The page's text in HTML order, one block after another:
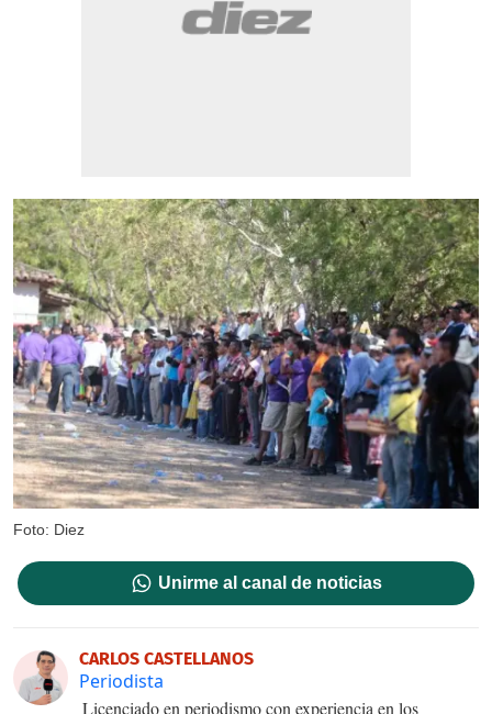
Foto: Diez
Unirme al canal de noticias
CARLOS CASTELLANOS
Periodista
Licenciado en periodismo con experiencia en los